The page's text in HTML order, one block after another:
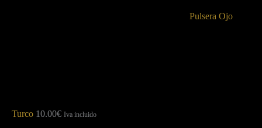
Pulsera Ojo
Turco 10.00€ Iva incluido